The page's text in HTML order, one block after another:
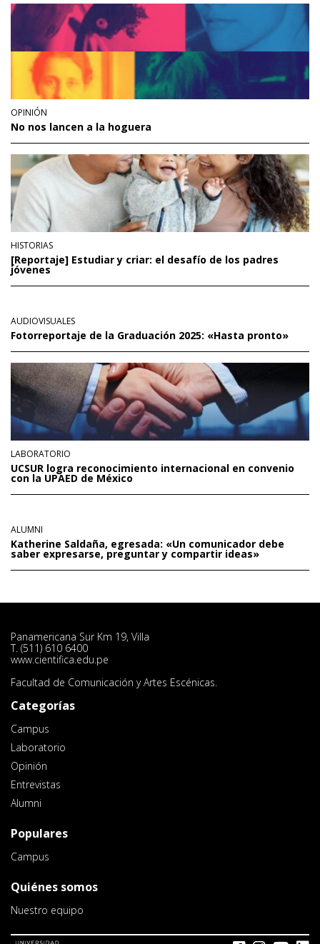
OPINIÓN
No nos lancen a la hoguera
HISTORIAS
[Reportaje] Estudiar y criar: el desafío de los padres
jóvenes
AUDIOVISUALES
Fotorreportaje de la Graduación 2025: «Hasta pronto»
LABORATORIO
UCSUR logra reconocimiento internacional en convenio
con la UPAED de México
ALUMNI
Katherine Saldaña, egresada: «Un comunicador debe
saber expresarse, preguntar y compartir ideas»
Panamericana Sur Km 19, Villa
T. (511) 610 6400
www.cientifica.edu.pe
Facultad de Comunicación y Artes Escénicas.
Categorías
Campus
Laboratorio
Opinión
Entrevistas
Alumni
Populares
Campus
Quiénes somos
Nuestro equipo